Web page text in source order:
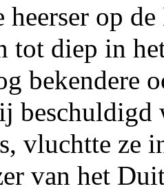
heerser op de
tot diep in
bekendere
beschuldigd
, vluchtte ze
van het